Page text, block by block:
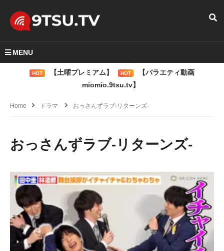
MENU
HOT 【土曜プレミアム】 HOT
【バラエティ動画
miomio.9tsu.tv】
Home ドラマ おっさんずラブ-リターンズ-
おっさんずラブ-リターンズ-